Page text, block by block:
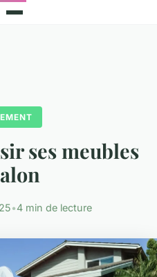
ses meubles
•4 min de lecture